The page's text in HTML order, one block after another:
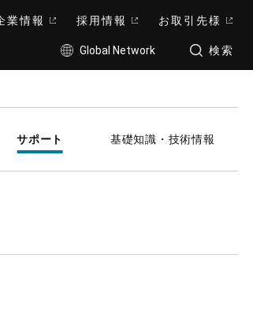
業情報 採用情報 お取引先様
Global Network 検索
サポート 基礎知識・技術情報